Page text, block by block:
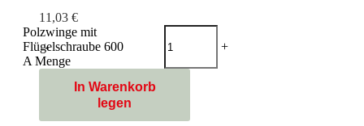
11,03 €
-
Polzwinge mit
Flügelschraube 600
A Menge
+
In Warenkorb
legen